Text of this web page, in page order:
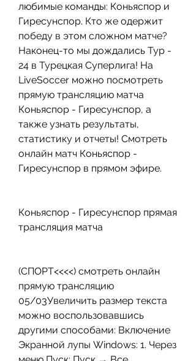
любимые команды: Коньяспор и
Гиресунспор. Кто же одержит
победу в этом сложном матче?
Наконец-то мы дождались Тур -
24 в Турецкая Суперлига! На
LiveSoccer можно посмотреть
прямую трансляцию матча
Коньяспор - Гиресунспор, а
также узнать результаты,
статистику и отчеты! Смотреть
онлайн матч Коньяспор -
Гиресунспор в прямом эфире.
Коньяспор - Гиресунспор прямая
трансляция матча
(СПОРТ<<<<) смотреть онлайн
прямую трансляцию
05/03Увеличить размер текста
можно воспользовавшись
другими способами: Включение
Экранной лупы Windows: 1. Через